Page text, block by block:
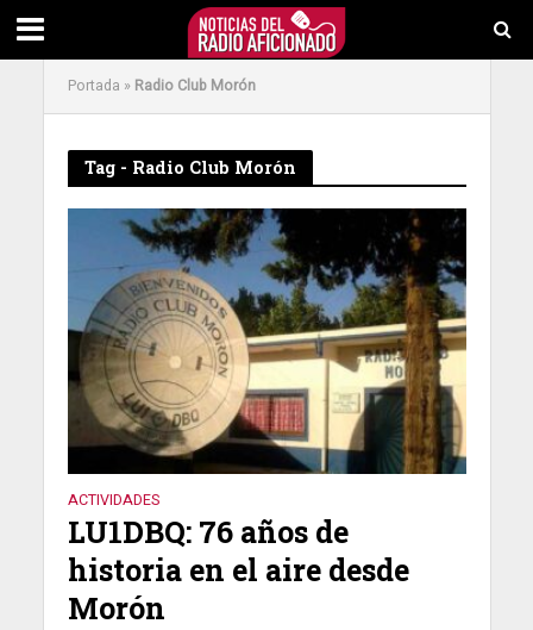
Portada » Radio Club Morón
Tag - Radio Club Morón
ACTIVIDADES
LU1DBQ: 76 años de
historia en el aire desde
Morón